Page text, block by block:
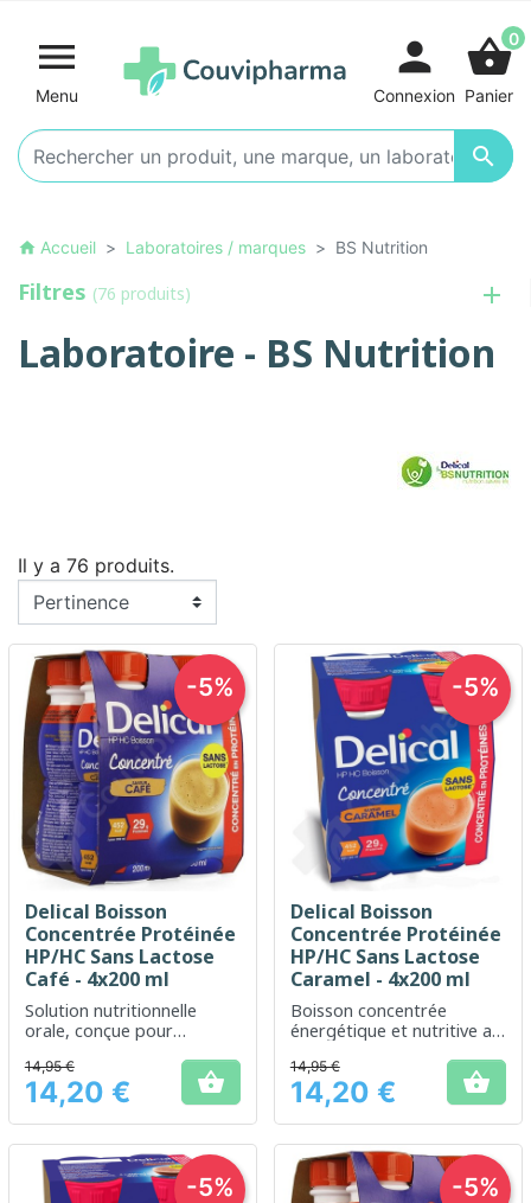

Menu

person
Connexion
shopping_basket0
Panier
home Accueil Laboratoires / marques BS Nutrition
Filtres (76 produits)
Laboratoire - BS Nutrition
Il y a 76 produits.
Delical Boisson
Concentrée Protéinée
HP/HC Sans Lactose
Café - 4x200 ml
Solution nutritionnelle
orale, conçue pour
énergétiques dans un
format concentré.
Prix
14,95 €
14,20 € 
-5%
Delical Boisson
Concentrée Protéinée
HP/HC Sans Lactose
Caramel - 4x200 ml
Boisson concentrée
énergétique et nutritive au
complémenter
l'alimentation
Prix
14,95 €
14,20 € 
-5%
-5% -5%